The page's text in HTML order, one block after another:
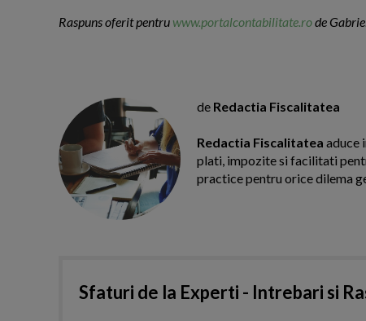
Raspuns oferit pentru www.portalcontabilitate.rode
de Redactia Fiscalitatea
Redactia Fiscalitatea aduce
plati, impozite si facilitati
practice pentru orice dilema
Sfaturi de la Experti - Intrebari si